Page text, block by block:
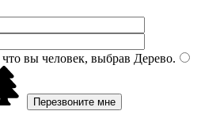
вы человек, выбрав Дерево.